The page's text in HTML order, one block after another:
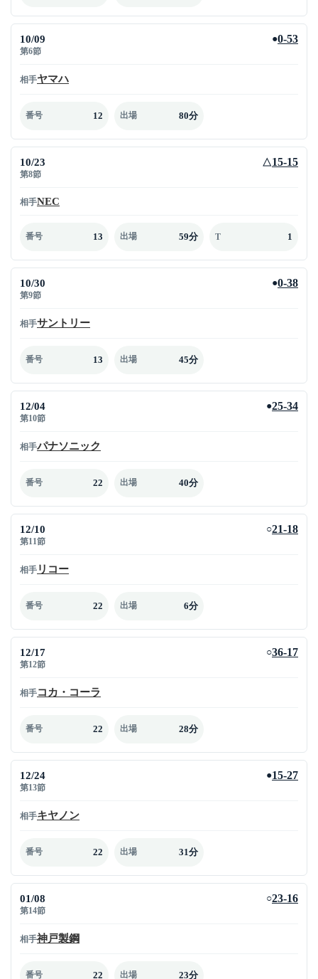
10/09
第6節
●0-53
相手ヤマハ
番号 12 出場 80分
10/23
第8節
△15-15
相手NEC
番号 13 出場 59分 T 1
10/30
第9節
●0-38
相手サントリー
番号 13 出場 45分
12/04
第10節
●25-34
相手パナソニック
番号 22 出場 40分
12/10
第11節
○21-18
相手 リコー
番号 22 出場 6分
12/17
第12節
○36-17
相手コカ・コーラ
番号 22 出場 28分
12/24
第13節
●15-27
相手キヤノン
番号 22 出場 31分
01/08
第14節
○23-16
相手神戸製鋼
番号 22 出場 23分